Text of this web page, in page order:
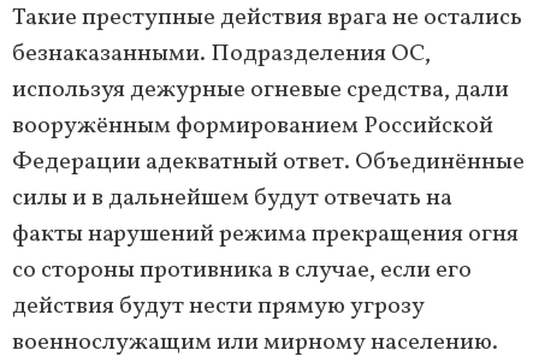
Такие преступные действия врага не остались
безнаказанными. Подразделения ОС,
используя дежурные огневые средства, дали
вооружённым формированием Российской
Федерации адекватный ответ. Объединённые
силы и в дальнейшем будут отвечать на
факты нарушений режима прекращения огня
со стороны противника в случае, если его
действия будут нести прямую угрозу
военнослужащим или мирному населению.